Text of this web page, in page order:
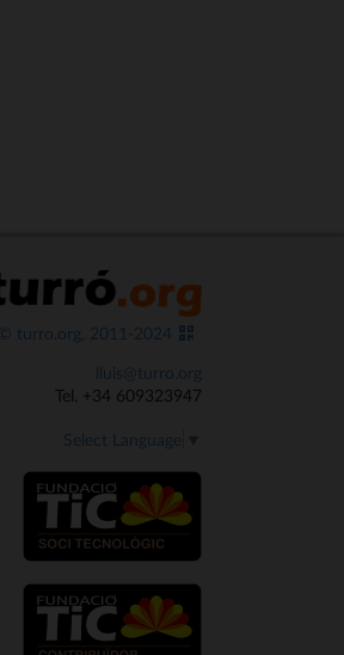
© turro.org, 2011-2024
lluis@turro.org
Tel. +34 609323947
Select Language